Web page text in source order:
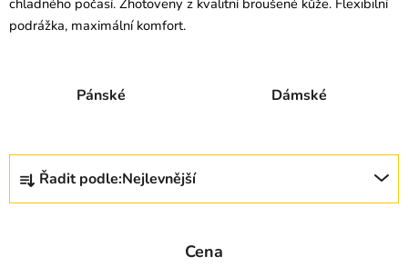
podrážka, maximální komfort.
Pánské Dámské
Ř
z
Řadit podle:Nejlevnější
Cena